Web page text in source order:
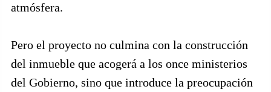
atmósfera.
Pero el proyecto no culmina con la construcción
del inmueble que acogerá a los once ministerios
del Gobierno, sino que introduce la preocupación